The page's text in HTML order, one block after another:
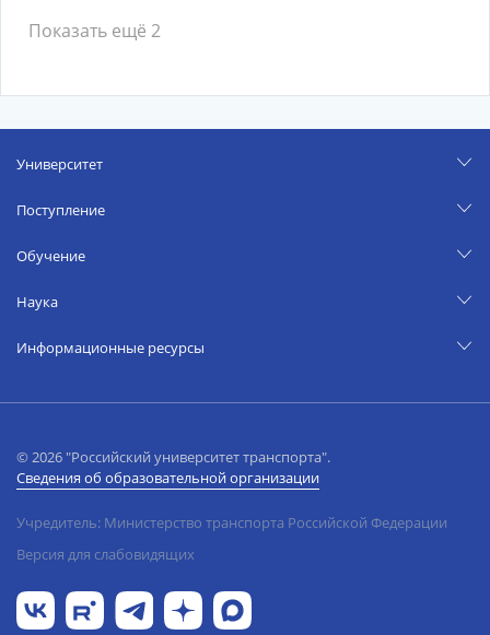
Показать ещё 2
Университет
Поступление
Обучение
Наука
Информационные ресурсы
© 2026 "Российский университет транспорта".
Сведения об образовательной организации
Учредитель: Министерство транспорта Российской Федерации
Версия для слабовидящих